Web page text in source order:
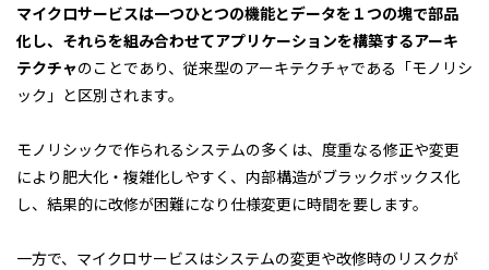
マイクロサービスは一つひとつの機能とデータを１つの塊で部品
化し、それらを組み合わせてアプリケーションを構築するアーキ
テクチャのことであり、従来型のアーキテクチャである「モノリシ
ック」と区別されます。
モノリシックで作られるシステムの多くは、度重なる修正や変更
により肥大化・複雑化しやすく、内部構造がブラックボックス化
し、結果的に改修が困難になり仕様変更に時間を要します。
一方で、マイクロサービスはシステムの変更や改修時のリスクが